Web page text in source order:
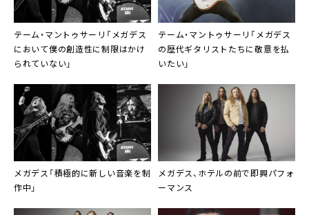
テーム・マントゥサーリ「メガデス
において僕の創造性に制限はかけ
られていない」
テーム・マントゥサーリ「メガデス
の歴代ギタリストたちに敬意を払
いたい」
メガデス「積極的に新しい音楽を制
作中」
メガデス、ホテルの前で即興パフォ
ーマンス